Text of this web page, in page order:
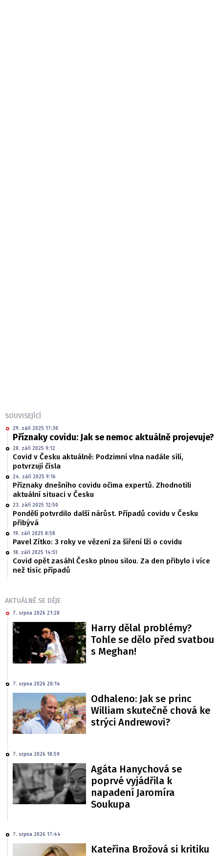
SOUVISEJÍCÍ
29. září 2025 17:30
Příznaky covidu: Jak se nemoc aktuálně projevuje?
28. září 2025 9:12
Covid v Česku aktuálně: Podzimní vlna nadále sílí,
potvrzují čísla
24. září 2025 9:16
Příznaky dnešního covidu očima expertů. Zhodnotili
aktuální situaci v Česku
23. září 2025 12:50
Pondělí potvrdilo další nárůst. Případů covidu v Česku
přibývá
19. září 2025 8:58
Pavel Zítko: 3 roky ve vězení za šíření lží o covidu
18. září 2025 14:51
Covid opět zasáhl Česko plnou silou. Za den přibylo i více
než tisíc případů
AKTUÁLNĚ SE DĚJE
7. srpna 2026 21:28
Harry dělal problémy?
Tohle se dělo před svatbou
s Meghan!
7. srpna 2026 20:14
Odhaleno: Jak se princ
William skutečně chová ke
strýci Andrewovi?
7. srpna 2026 18:59
Agáta Hanychová se
poprvé vyjádřila k
napadení Jaromíra
Soukupa
7. srpna 2026 17:44
Kateřina Brožová si kritiku